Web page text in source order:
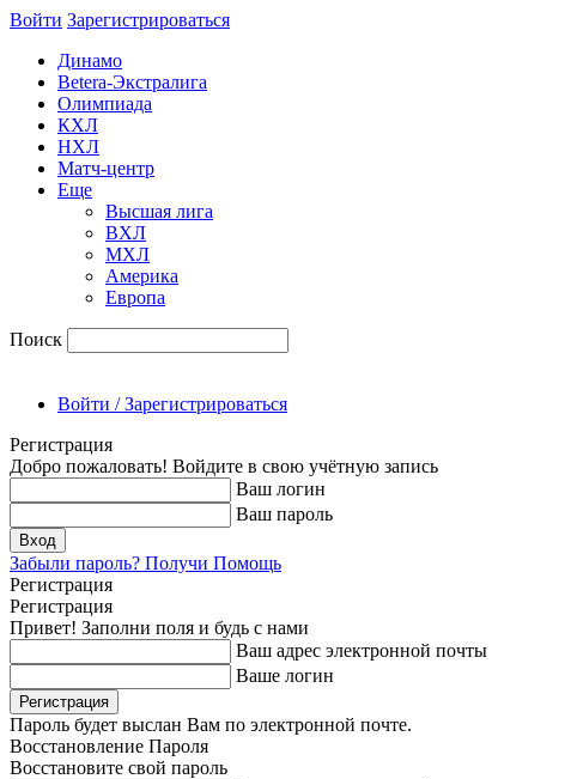
Войти Зарегиcтрироваться
Динамо
Betera-Экстралига
Олимпиада
КХЛ
НХЛ
Матч-центр
Еще
Высшая лига
ВХЛ
МХЛ
Америка
Европа
Поиск
Войти / Зарегистрироваться
Регистрация
Добро пожаловать! Войдите в свою учётную запись
Ваш логин
Ваш пароль
Забыли пароль? Получи Помощь
Регистрация
Регистрация
Привет! Заполни поля и будь с нами
Ваш адрес электронной почты
Ваше логин
Пароль будет выслан Вам по электронной почте.
Восстановление Пароля
Восстановите свой пароль